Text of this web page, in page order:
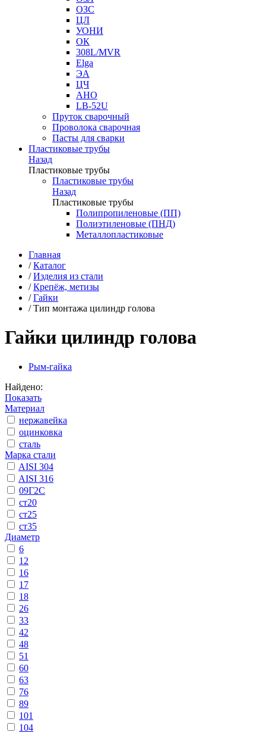
ОЗС
ЦЛ
УОНИ
ОК
308L/MVR
Elga
ЭА
ЦЧ
АНО
LB-52U
Пруток сварочный
Проволока сварочная
Пасты для сварки
Пластиковые трубы
Назад
Пластиковые трубы
Пластиковые трубы
Назад
Пластиковые трубы
Полипропиленовые (ПП)
Полиэтиленовые (ПНД)
Металлопластиковые
Главная
/ Каталог
/ Изделия из стали
/ Крепёж, метизы
/ Гайки
/ Тип монтажа цилиндр голова
Гайки цилиндр голова
Рым-гайка
Найдено:
Показать
Материал
нержавейка
оцинковка
сталь
Марка стали
AISI 304
AISI 316
09Г2С
ст20
ст25
ст35
Диаметр
6
12
16
17
18
26
33
42
48
51
60
63
76
89
101
104